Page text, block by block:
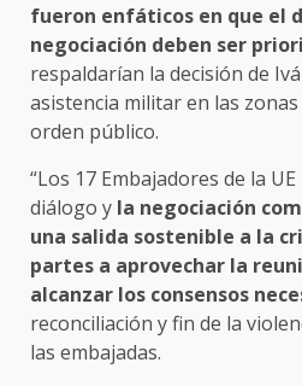
fueron enfáticos en que el
negociación deben ser
respaldarían la decisión de
asistencia militar en las
orden público.
“Los 17 Embajadores de la
diálogo y la negociación
una salida sostenible a la
partes a aprovechar la
alcanzar los consensos
reconciliación y fin de la
las embajadas.